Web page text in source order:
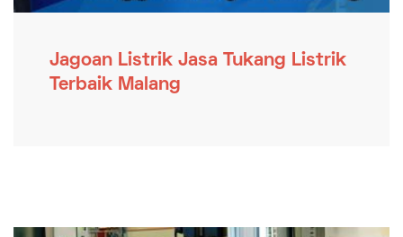
Jagoan Listrik Jasa Tukang Listrik
Terbaik Malang